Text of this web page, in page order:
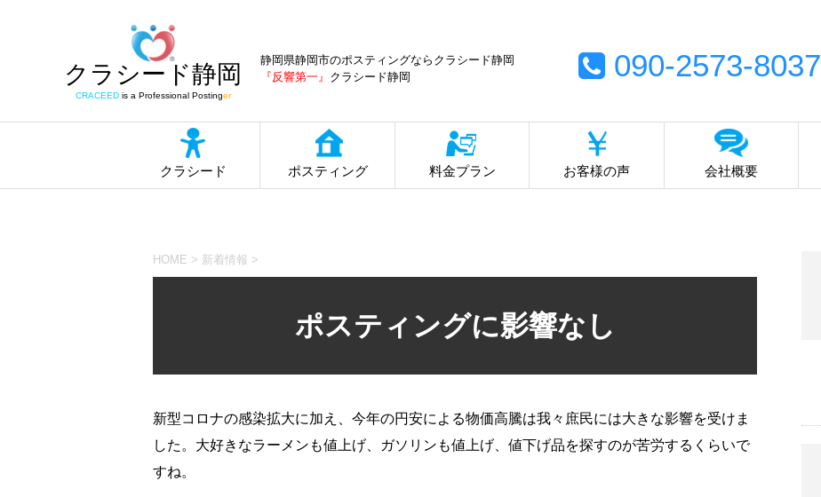
クラシード静岡
CRACEEDis a Professional Postinger
静岡県静岡市のポスティングならクラシード静岡
『反響第一』 クラシード静岡 090-2573-8037
クラシード ポスティング 料金プラン お客様の声 会社概要
HOME > 新着情報 >
ポスティングに影響なし
新型コロナの感染拡大に加え、今年の円安による物価高騰は我々庶民には大きな影響を受けま
した。大好きなラーメンも値上げ、ガソリンも値上げ、値下げ品を探すのが苦労するくらいで
すね。